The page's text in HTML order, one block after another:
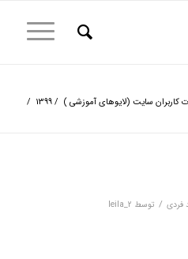
کاربران سایت (لایوهای آموزشی ) /
1399
/
فردی / توسط leila_2